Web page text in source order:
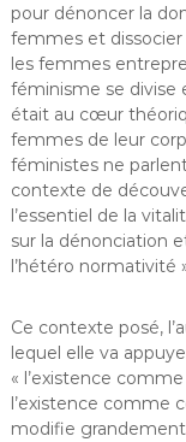
pour dénoncer la
femmes et
les femmes
féminisme se divise
était au cœur
femmes de leur
féministes ne
contexte de
l’essentiel de la
sur la dénonciation
l’hétéro normativité
Ce contexte posé,
lequel elle va
« l’existence
l’existence comme
modifie